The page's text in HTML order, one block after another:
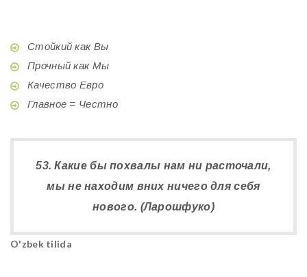
Стойкий как Вы
Прочный как Мы
Качество Евро
Главное = Честно
53. Какие бы похвалы нам ни расточали,
мы не находим вних ничего для себя
нового. (Ларошфуко)
O'zbek tilida